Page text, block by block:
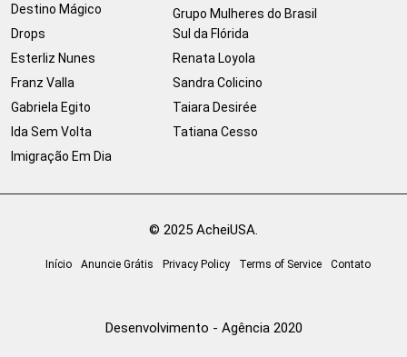
Destino Mágico
Drops
Esterliz Nunes
Franz Valla
Gabriela Egito
Ida Sem Volta
Imigração Em Dia
Grupo Mulheres do Brasil
Sul da Flórida
Renata Loyola
Sandra Colicino
Taiara Desirée
Tatiana Cesso
© 2025 AcheiUSA.
Início Anuncie Grátis Privacy Policy Terms of Service Contato
Desenvolvimento - Agência 2020